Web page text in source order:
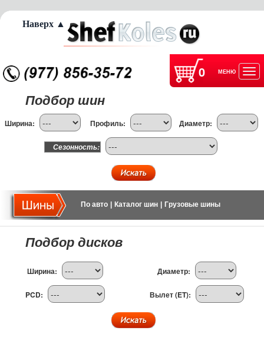
0 МЕНЮ
Подбор шин
Ширина: Профиль: Диаметр:
Сезонность:
По авто Каталог шин Грузовые шины
Подбор дисков
Ширина: Диаметр:
PCD: Вылет (ET):
Наверх ▲